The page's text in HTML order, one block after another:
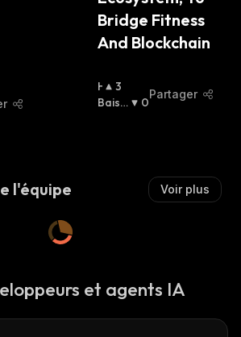
Bridge Fitness
And Blockchain
H
A
3
Baissi
0
Partager
l'équipe Voir plus
et agents IA